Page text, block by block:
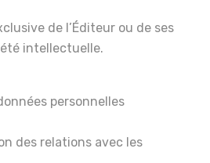
de l’Éditeur ou de ses
intellectuelle.
personnelles
des relations avec les